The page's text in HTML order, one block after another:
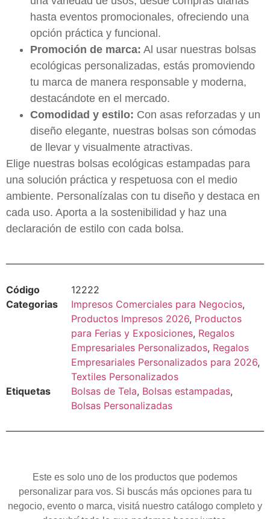
hasta eventos promocionales, ofreciendo una
opción práctica y funcional.
Promoción de marca: Al usar nuestras bolsas
ecológicas personalizadas, estás promoviendo
tu marca de manera responsable y moderna,
destacándote en el mercado.
Comodidad y estilo: Con asas reforzadas y un
diseño elegante, nuestras bolsas son cómodas
de llevar y visualmente atractivas.
Elige nuestras bolsas ecológicas estampadas para
una solución práctica y respetuosa con el medio
ambiente. Personalízalas con tu diseño y destaca en
cada uso. Aporta a la sostenibilidad y haz una
declaración de estilo con cada bolsa.
Código
12222
Categorias
Impresos Comerciales para Negocios,
Productos Impresos 2026, Productos
para Ferias y Exposiciones, Regalos
Empresariales Personalizados, Regalos
Empresariales Personalizados para 2026,
Textiles Personalizados
Etiquetas
Bolsas de Tela, Bolsas estampadas,
Bolsas Personalizadas
Este es solo uno de los productos que podemos
personalizar para vos. Si buscás más opciones para tu
negocio, evento o marca, visitá nuestro catálogo completo y